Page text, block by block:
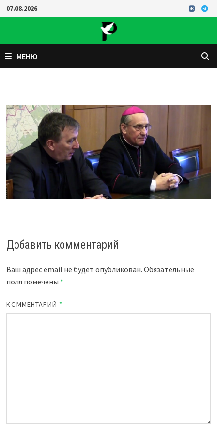
Перейти
к
07.08.2026
МЕНЮ
Добавить комментарий
Ваш адрес email не будет опубликован. Обязательные
поля помечены *
КОММЕНТАРИЙ *